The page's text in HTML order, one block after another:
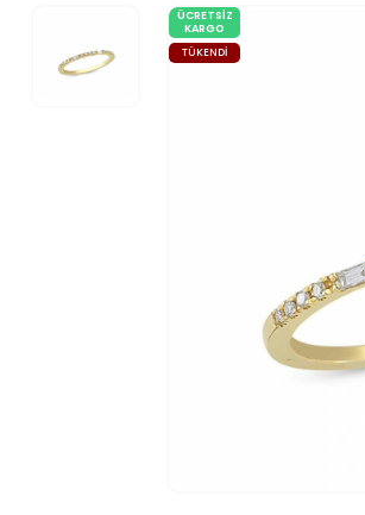
ÜCRETSIZ
KARGO
TÜKENDI